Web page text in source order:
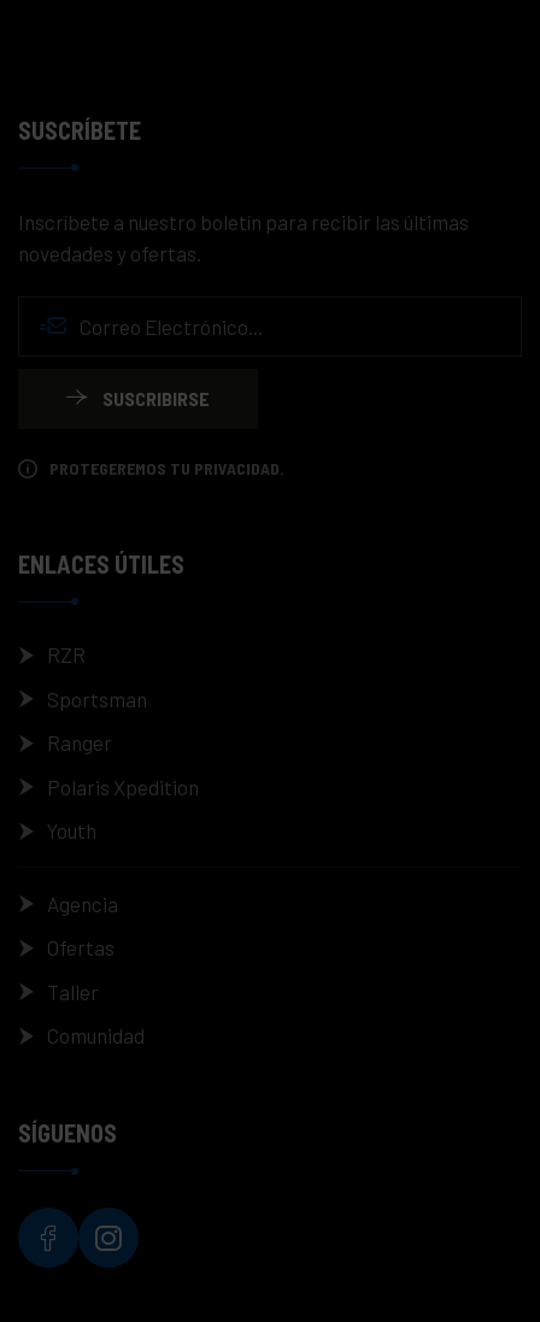
SUSCRÍBETE
Inscríbete a nuestro boletín para recibir las últimas
novedades y ofertas.
SUSCRIBIRSE
PROTEGEREMOS TU PRIVACIDAD.
ENLACES ÚTILES
RZR
Sportsman
Ranger
Polaris Xpedition
Youth
Agencia
Ofertas
Taller
Comunidad
SÍGUENOS